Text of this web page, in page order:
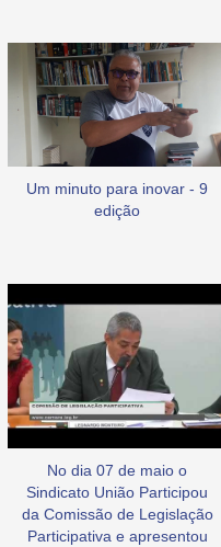
Um minuto para inovar - 9
edição
No dia 07 de maio o
Sindicato União Participou
da Comissão de Legislação
Participativa e apresentou